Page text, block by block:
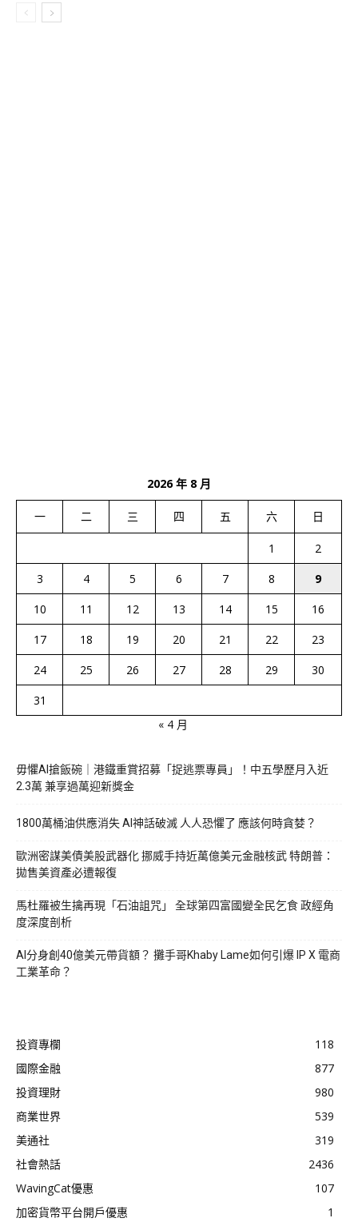
2026 年 8 月
一 二 三 四 五 六 日
1
2
3
4 5 6 7 8
9
10
11 12 13 14 15
16
17
18 19 20 21 22
23
24
25 26 27 28 29
30
31
« 4 月
毋懼AI搶飯碗｜港鐵重賞招募「捉逃票專員」！中五學歷月入近
2.3萬 兼享過萬迎新獎金
1800萬桶油供應消失 AI神話破滅 人人恐懼了 應該何時貪婪？
歐洲密謀美債美股武器化 挪威手持近萬億美元金融核武 特朗普：
拋售美資產必遭報復
馬杜羅被生擒再現「石油詛咒」 全球第四富國變全民乞食 政經角
度深度剖析
AI分身創40億美元帶貨額？ 攤手哥Khaby Lame如何引爆 IP X 電商
工業革命？
投資專欄
118
國際金融
877
投資理財
980
商業世界
539
美通社
319
社會熱話
2436
WavingCat優惠
107
加密貨幣平台開戶優惠
1